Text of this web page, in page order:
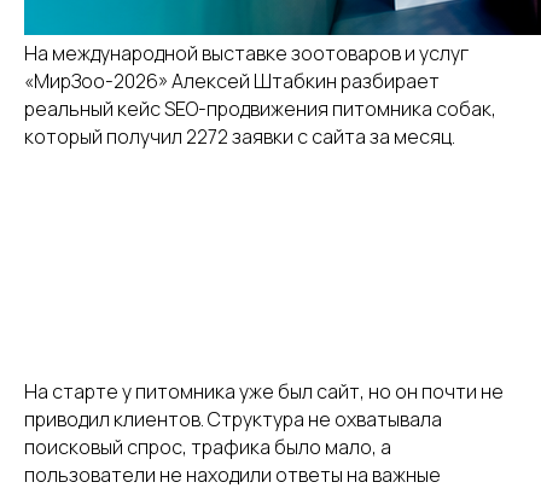
На международной выставке зоотоваров и услуг
«МирЗоо-2026» Алексей Штабкин разбирает
реальный кейс SEO-продвижения питомника собак,
который получил 2272 заявки с сайта за месяц.
На старте у питомника уже был сайт, но он почти не
приводил клиентов. Структура не охватывала
поисковый спрос, трафика было мало, а
пользователи не находили ответы на важные